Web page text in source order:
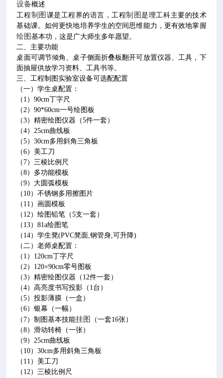
设备概述
工程制图课是工程界的语言，工程制图是理工科主要的技术
基础课。如何更快地培养学生的空间思维能力，更有效地掌握
绘图基本功，这是广大师生多年愿望。
二、 主要功能
桌面可调节倾角、桌子侧面折叠板翻开可放置仪器、工具，下
面抽屉供放学习资料、工具书等。
三、工程制图实验室设备可选配配置
（一）学生桌配置：
（1）90cm丁字尺
（2）90*60cm一号绘图板
（3）精密绘图仪器（5件一套）
（4）25cm曲线板
（5）30cm多用斜角三角板
（6）美工刀
（7）三棱比例尺
（8）多功能模板
（9）大圆弧模板
（10）不锈钢多用擦图片
（11）画圆模板
（12）绘图铅笔（5支一套）
（13）81a绘图笔
（14）学生凳(PVC凳面,钢管身,可升降)
（二）老师桌配置：
（1）120cm丁字尺
（2）120×90cm零号图板
（3）精密绘图仪器（12件一套）
（4）高亮度书写投影（1台）
（5）投影薄膜（一盒）
（6）银幕（一幅）
（7）制图基本技能挂图 （一套16张）
（8）滑动转椅（一张）
（9）25cm曲线板
（10）30cm多用斜角三角板
（11）美工刀
（12）三棱比例尺